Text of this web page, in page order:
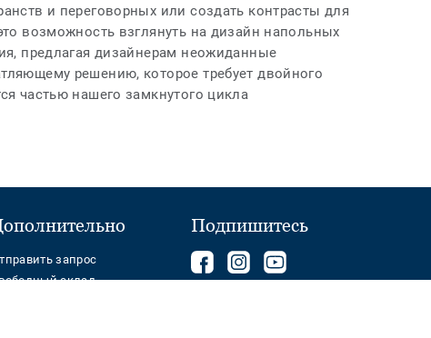
и переговорных или создать контрасты для
возможность взглянуть на дизайн напольных
предлагая дизайнерам неожиданные
решению, которое требует двойного
частью нашего замкнутого цикла
запрос
склад
Подпишитесь
Подписывайтесь
на
Follow
us